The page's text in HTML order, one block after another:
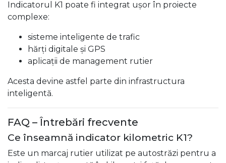
Indicatorul K1 poate fi integrat ușor în proiecte
complexe:
sisteme inteligente de trafic
hărți digitale și GPS
aplicații de management rutier
Acesta devine astfel parte din infrastructura
inteligentă.
FAQ – Întrebări frecvente
Ce înseamnă indicator kilometric K1?
Este un marcaj rutier utilizat pe autostrăzi pentru a